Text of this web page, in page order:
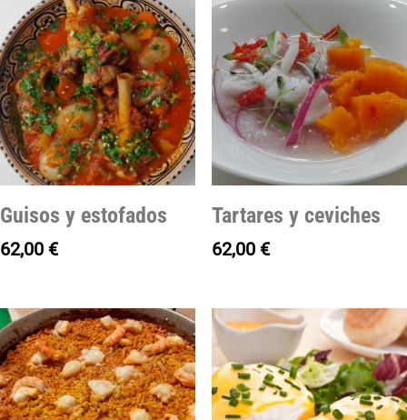
Guisos y estofados
62,00 €
Tartares y ceviches
62,00 €